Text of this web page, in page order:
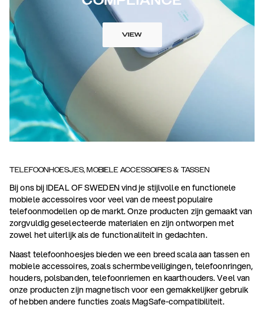
VIEW
TELEFOONHOESJES, MOBIELE ACCESSOIRES & TASSEN
Bij ons bij IDEAL OF SWEDEN vind je stijlvolle en functionele
mobiele accessoires voor veel van de meest populaire
telefoonmodellen op de markt. Onze producten zijn gemaakt van
zorgvuldig geselecteerde materialen en zijn ontworpen met
zowel het uiterlijk als de functionaliteit in gedachten.
Naast telefoonhoesjes bieden we een breed scala aan tassen en
mobiele accessoires, zoals schermbeveiligingen, telefoonringen,
houders, polsbanden, telefoonriemen en kaarthouders. Veel van
onze producten zijn magnetisch voor een gemakkelijker gebruik
of hebben andere functies zoals MagSafe-compatibiliteit.